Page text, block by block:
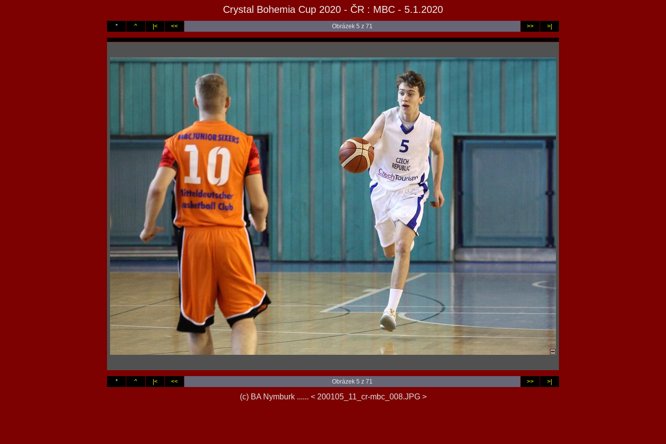
Crystal Bohemia Cup 2020 - ČR : MBC - 5.1.2020
* ^ |< << Obrázek 5 z 71 >> >|
* ^ |< << Obrázek 5 z 71 >> >|
(c) BA Nymburk ...... < 200105_11_cr-mbc_008.JPG >